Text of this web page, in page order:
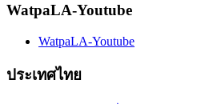
WatpaLA-Youtube
WatpaLA-Youtube
ประเทศไทย